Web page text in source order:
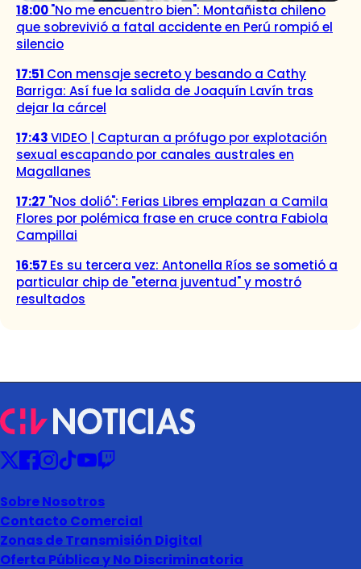
18:00"No me encuentro bien": Montañista chileno
que sobrevivió a fatal accidente en Perú rompió el
silencio
17:51 Con mensaje secreto y besando a Cathy
Barriga: Así fue la salida de Joaquín Lavín tras
dejar la cárcel
17:43VIDEO | Capturan a prófugo por explotación
sexual escapando por canales australes en
Magallanes
17:27 "Nos dolió": Ferias Libres emplazan a Camila
Flores por polémica frase en cruce contra Fabiola
Campillai
16:57 Es su tercera vez: Antonella Ríos se sometió a
particular chip de "eterna juventud" y mostró
resultados
Sobre Nosotros
Contacto Comercial
Zonas de Transmisión Digital
Oferta Pública y No Discriminatoria